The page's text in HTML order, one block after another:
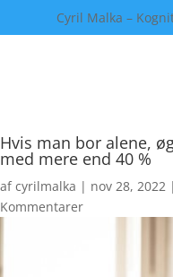
Cyril Malka –
Hvis man bor alene,
med mere end 40 %
afcyrilmalka | nov 28, 2022 |
Kommentarer